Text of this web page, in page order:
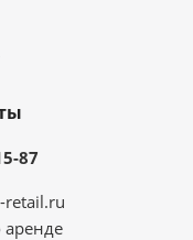
87
retail.ru